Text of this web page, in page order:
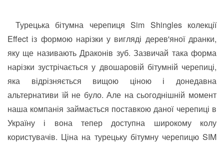
Турецька бітумна черепиця Sim Shingles колекції
Effect із формою нарізки у вигляді дерев'яної дранки,
яку ще називають Драконів зуб. Зазвичай така форма
нарізки зустрічається у двошаровій бітумній черепиці,
яка відрізняється вищою ціною і донедавна
альтернативи їй не було. Але на сьогоднішній момент
наша компанія займається поставкою даної черепиці в
Україну і вона тепер доступна широкому колу
користувачів. Ціна на турецьку бітумну черепицю SIM